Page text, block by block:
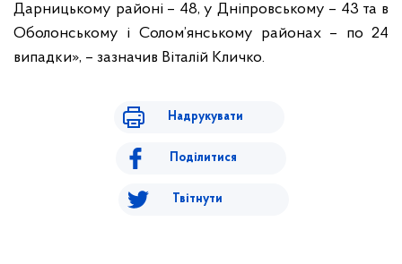
Дарницькому районі – 48, у Дніпровському – 43 та в
Оболонському і Солом’янському районах – по 24
випадки», – зазначив Віталій Кличко.
Надрукувати
Поділитися
Твітнути